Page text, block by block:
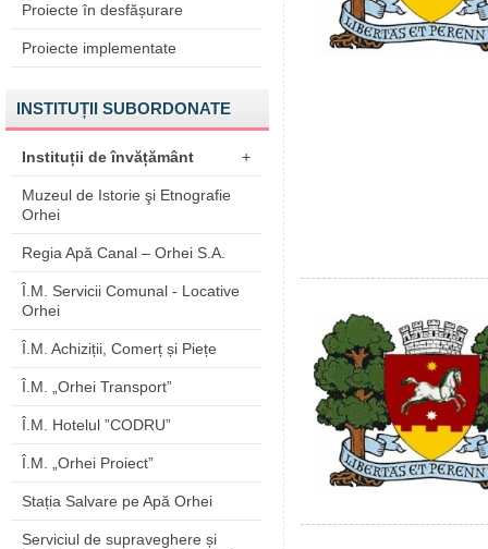
Proiecte în desfășurare
Proiecte implementate
INSTITUȚII SUBORDONATE
Instituții de învățământ +
Muzeul de Istorie şi Etnografie
Orhei
Regia Apă Canal – Orhei S.A.
Î.M. Servicii Comunal - Locative
Orhei
Î.M. Achiziții, Comerț și Piețe
Î.M. „Orhei Transport”
Î.M. Hotelul ”CODRU”
Î.M. „Orhei Proiect”
Stația Salvare pe Apă Orhei
Serviciul de supraveghere și